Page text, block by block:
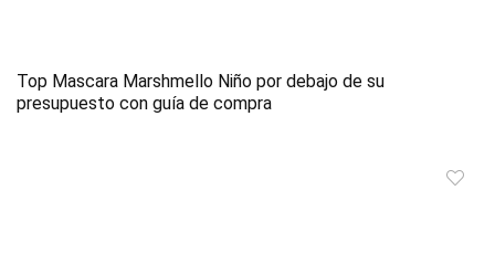
Top Mascara Marshmello Niño por debajo de su
presupuesto con guía de compra